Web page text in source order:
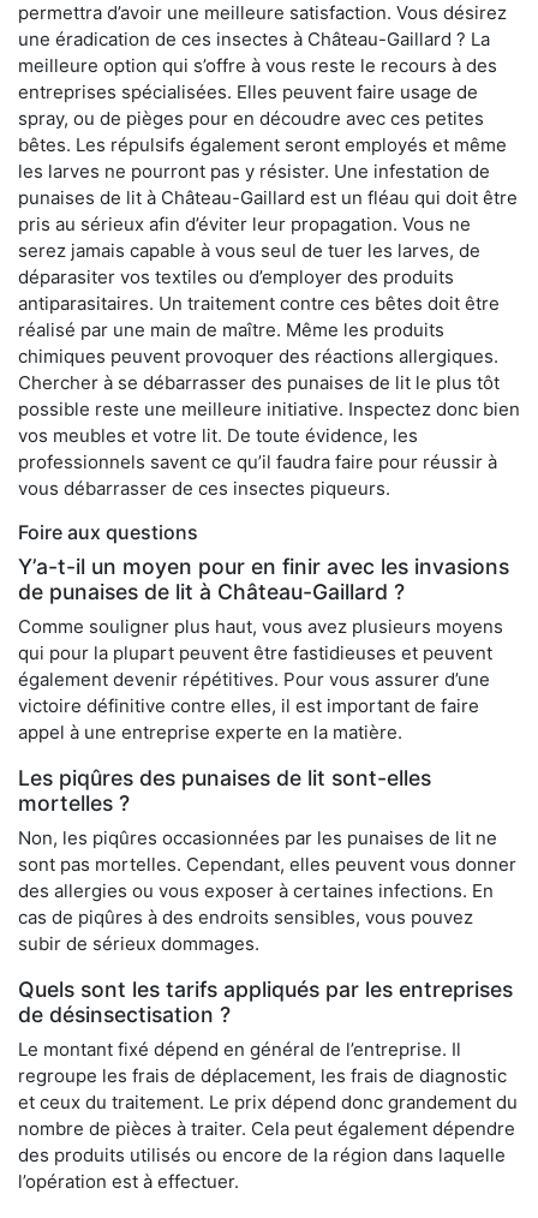
permettra d’avoir une meilleure satisfaction. Vous désirez
une éradication de ces insectes à Château-Gaillard ? La
meilleure option qui s’offre à vous reste le recours à des
entreprises spécialisées. Elles peuvent faire usage de
spray, ou de pièges pour en découdre avec ces petites
bêtes. Les répulsifs également seront employés et même
les larves ne pourront pas y résister. Une infestation de
punaises de lit à Château-Gaillard est un fléau qui doit être
pris au sérieux afin d’éviter leur propagation. Vous ne
serez jamais capable à vous seul de tuer les larves, de
déparasiter vos textiles ou d’employer des produits
antiparasitaires. Un traitement contre ces bêtes doit être
réalisé par une main de maître. Même les produits
chimiques peuvent provoquer des réactions allergiques.
Chercher à se débarrasser des punaises de lit le plus tôt
possible reste une meilleure initiative. Inspectez donc bien
vos meubles et votre lit. De toute évidence, les
professionnels savent ce qu’il faudra faire pour réussir à
vous débarrasser de ces insectes piqueurs.
Foire aux questions
Y’a-t-il un moyen pour en finir avec les invasions
de punaises de lit à Château-Gaillard ?
Comme souligner plus haut, vous avez plusieurs moyens
qui pour la plupart peuvent être fastidieuses et peuvent
également devenir répétitives. Pour vous assurer d’une
victoire définitive contre elles, il est important de faire
appel à une entreprise experte en la matière.
Les piqûres des punaises de lit sont-elles
mortelles ?
Non, les piqûres occasionnées par les punaises de lit ne
sont pas mortelles. Cependant, elles peuvent vous donner
des allergies ou vous exposer à certaines infections. En
cas de piqûres à des endroits sensibles, vous pouvez
subir de sérieux dommages.
Quels sont les tarifs appliqués par les entreprises
de désinsectisation ?
Le montant fixé dépend en général de l’entreprise. Il
regroupe les frais de déplacement, les frais de diagnostic
et ceux du traitement. Le prix dépend donc grandement du
nombre de pièces à traiter. Cela peut également dépendre
des produits utilisés ou encore de la région dans laquelle
l’opération est à effectuer.